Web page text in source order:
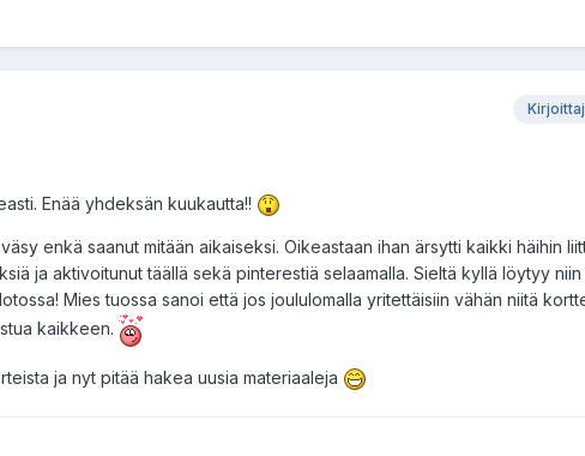
Enää yhdeksän kuukautta!!
enkä saanut mitään aikaiseksi. Oikeastaan ihan ärsytti kaikki häihin
ja aktivoitunut täällä sekä pinterestiä selaamalla. Sieltä kyllä löytyy niin
Mies tuossa sanoi että jos joululomalla yritettäisiin vähän niitä
kaikkeen.
ja nyt pitää hakea uusia materiaaleja